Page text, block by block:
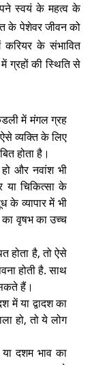
स्वयं के महत्व के
के पेशेवर जीवन को
करियर के संभावित
की स्थिति से
में मंगल ग्रह
व्यक्ति के लिए
होता है।
और नवांश भी
या चिकित्सा के
के व्यापार में भी
वृषभ का उच्च
होता है, तो ऐसे
होती है. साथ
हैं।
में या द्वादश का
हो, तो ये लोग
दशम भाव का